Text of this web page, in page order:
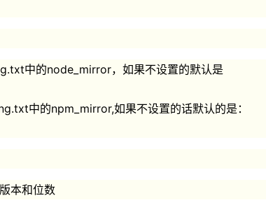
中的node_mirror，如果不设置的默认是
中的npm_mirror,如果不设置的话默认的是：
本和位数